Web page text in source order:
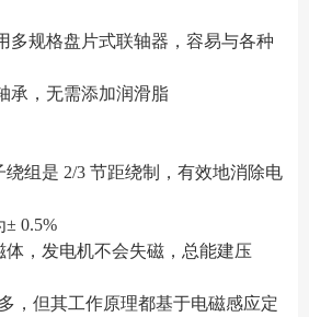
多规格盘片式联轴器，容易与各种
承，无需添加润滑脂
组是 2/3 节距绕制，有效地消除电
0.5%
，发电机不会失磁，总能建压
但其工作原理都基于电磁感应定